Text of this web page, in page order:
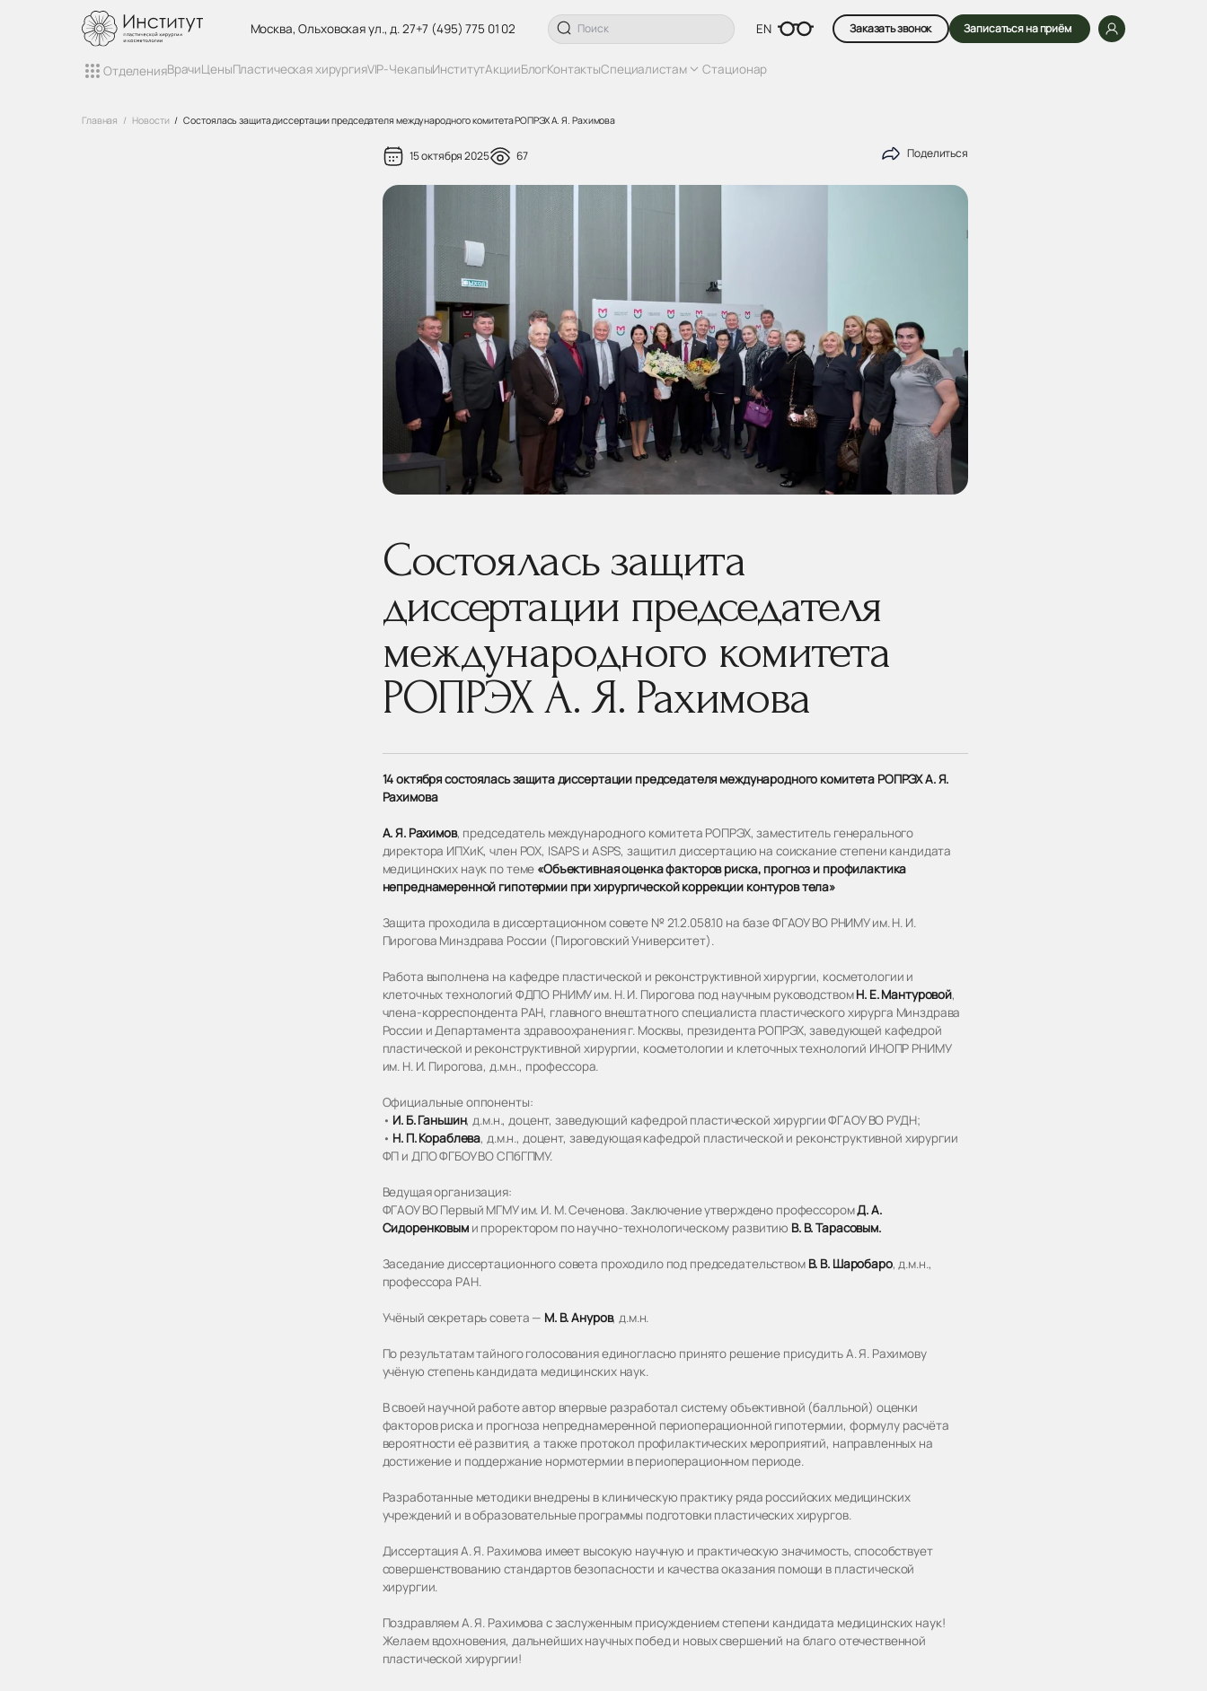
Москва, Ольховская ул., д. 27+7 (495) 775 01 02 EN Заказать звонок Записаться на приём
ОтделенияВрачиЦеныПластическая хирургияVIP-ЧекапыИнститутАкцииБлогКонтактыСпециалистам Стационар
Главная Новости Состоялась защита диссертации председателя международного комитета РОПРЭХ А. Я. Рахимова
15 октября 2025 67 Поделиться
Состоялась защита
диссертации председателя
международного комитета
РОПРЭХ А. Я. Рахимова
14 октября состоялась защита диссертации председателя международного комитета РОПРЭХ А. Я.
Рахимова
А. Я. Рахимов, председатель международного комитета РОПРЭХ, заместитель генерального
директора ИПХиК, член РОХ, ISAPS и ASPS, защитил диссертацию на соискание степени кандидата
медицинских наук по теме «Объективная оценка факторов риска, прогноз и профилактика
непреднамеренной гипотермии при хирургической коррекции контуров тела»
Защита проходила в диссертационном совете № 21.2.058.10 на базе ФГАОУ ВО РНИМУ им. Н. И.
Пирогова Минздрава России (Пироговский Университет).
Работа выполнена на кафедре пластической и реконструктивной хирургии, косметологии и
клеточных технологий ФДПО РНИМУ им. Н. И. Пирогова под научным руководствомН. Е. Мантуровой,
члена-корреспондента РАН, главного внештатного специалиста пластического хирурга Минздрава
России и Департамента здравоохранения г. Москвы, президента РОПРЭХ, заведующей кафедрой
пластической и реконструктивной хирургии, косметологии и клеточных технологий ИНОПР РНИМУ
им. Н. И. Пирогова, д.м.н., профессора.
Официальные оппоненты:
• И. Б. Ганьшин, д.м.н., доцент, заведующий кафедрой пластической хирургии ФГАОУ ВО РУДН;
• Н. П. Кораблева, д.м.н., доцент, заведующая кафедрой пластической и реконструктивной хирургии
ФП и ДПО ФГБОУ ВО СПбГПМУ.
Ведущая организация:
ФГАОУ ВО Первый МГМУ им. И. М. Сеченова. Заключение утверждено профессоромД. А.
Сидоренковыми проректором по научно-технологическому развитию В. В. Тарасовым.
Заседание диссертационного совета проходило под председательством В. В. Шаробаро, д.м.н.,
профессора РАН.
Учёный секретарь совета — М. В. Ануров, д.м.н.
По результатам тайного голосования единогласно принято решение присудить А. Я. Рахимову
учёную степень кандидата медицинских наук.
В своей научной работе автор впервые разработал систему объективной (балльной) оценки
факторов риска и прогноза непреднамеренной периоперационной гипотермии, формулу расчёта
вероятности её развития, а также протокол профилактических мероприятий, направленных на
достижение и поддержание нормотермии в периоперационном периоде.
Разработанные методики внедрены в клиническую практику ряда российских медицинских
учреждений и в образовательные программы подготовки пластических хирургов.
Диссертация А. Я. Рахимова имеет высокую научную и практическую значимость, способствует
совершенствованию стандартов безопасности и качества оказания помощи в пластической
хирургии.
Поздравляем А. Я. Рахимова с заслуженным присуждением степени кандидата медицинских наук!
Желаем вдохновения, дальнейших научных побед и новых свершений на благо отечественной
пластической хирургии!